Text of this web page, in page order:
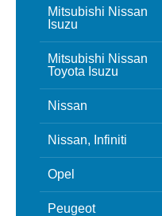
Mitsubishi Nissan
Isuzu
Mitsubishi Nissan
Toyota Isuzu
Nissan
Nissan, Infiniti
Opel
Peugeot